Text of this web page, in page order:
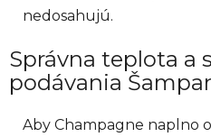
nedosahujú.
Správna teplota a
podávania
Aby Champagne naplno